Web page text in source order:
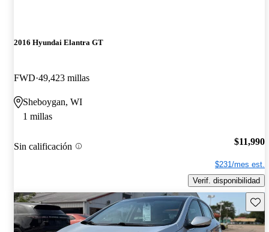
2016 Hyundai Elantra GT
FWD 49,423 millas
Sheboygan, WI
1 millas
Sin calificación $11,990
$231/mes est.
Verif. disponibilidad